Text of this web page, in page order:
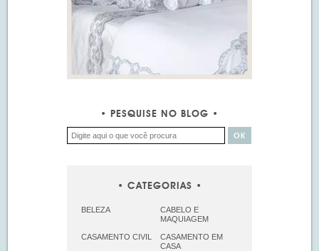
PESQUISE NO BLOG
CATEGORIAS
BELEZA
CABELO E
MAQUIAGEM
CASAMENTO CIVIL
CASAMENTO EM
CASA